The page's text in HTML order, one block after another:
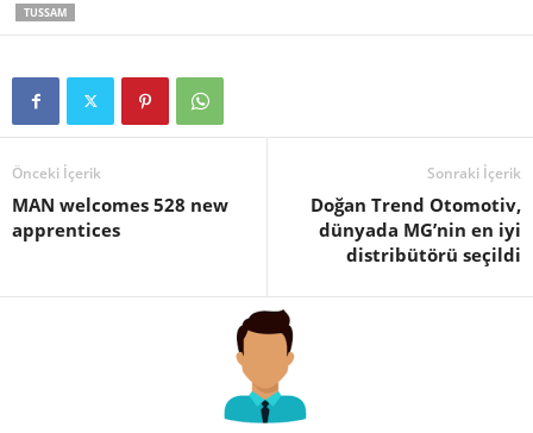
TUSSAM
Önceki İçerik
MAN welcomes 528 new
apprentices
Sonraki İçerik
Doğan Trend Otomotiv,
dünyada MG’nin en iyi
distribütörü seçildi